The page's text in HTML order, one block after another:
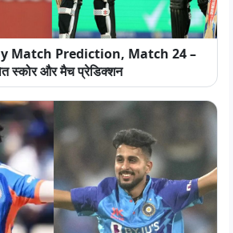
Match Prediction, Match 24 –
स्कोर और मैच प्रेडिक्शन